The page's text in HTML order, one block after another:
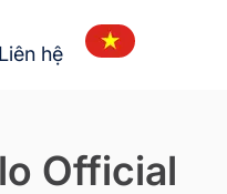
hệ
Official